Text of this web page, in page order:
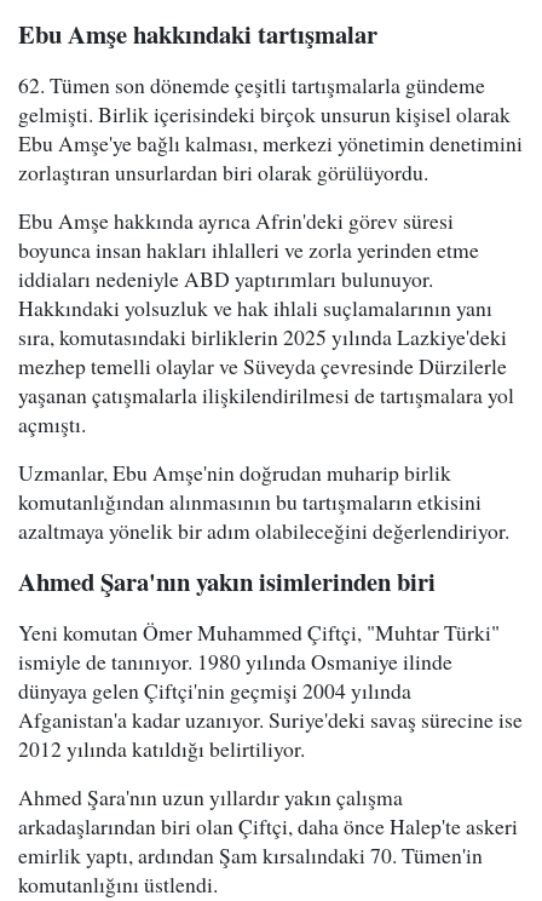
Ebu Amşe hakkındaki tartışmalar
62. Tümen son dönemde çeşitli tartışmalarla gündeme
gelmişti. Birlik içerisindeki birçok unsurun kişisel olarak
Ebu Amşe'ye bağlı kalması, merkezi yönetimin denetimini
zorlaştıran unsurlardan biri olarak görülüyordu.
Ebu Amşe hakkında ayrıca Afrin'deki görev süresi
boyunca insan hakları ihlalleri ve zorla yerinden etme
iddiaları nedeniyle ABD yaptırımları bulunuyor.
Hakkındaki yolsuzluk ve hak ihlali suçlamalarının yanı
sıra, komutasındaki birliklerin 2025 yılında Lazkiye'deki
mezhep temelli olaylar ve Süveyda çevresinde Dürzilerle
yaşanan çatışmalarla ilişkilendirilmesi de tartışmalara yol
açmıştı.
Uzmanlar, Ebu Amşe'nin doğrudan muharip birlik
komutanlığından alınmasının bu tartışmaların etkisini
azaltmaya yönelik bir adım olabileceğini değerlendiriyor.
Ahmed Şara'nın yakın isimlerinden biri
Yeni komutan Ömer Muhammed Çiftçi, "Muhtar Türki"
ismiyle de tanınıyor. 1980 yılında Osmaniye ilinde
dünyaya gelen Çiftçi'nin geçmişi 2004 yılında
Afganistan'a kadar uzanıyor. Suriye'deki savaş sürecine ise
2012 yılında katıldığı belirtiliyor.
Ahmed Şara'nın uzun yıllardır yakın çalışma
arkadaşlarından biri olan Çiftçi, daha önce Halep'te askeri
emirlik yaptı, ardından Şam kırsalındaki 70. Tümen'in
komutanlığını üstlendi.